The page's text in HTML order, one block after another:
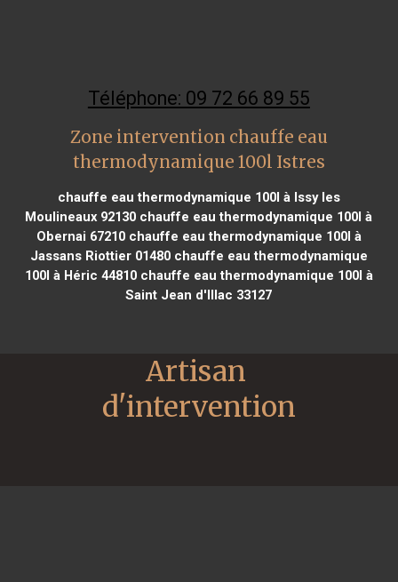
Téléphone: 09 72 66 89 55
Zone intervention chauffe eau
thermodynamique 100l Istres
chauffe eau thermodynamique 100l à Issy les
Moulineaux 92130 chauffe eau thermodynamique 100l à
Obernai 67210chauffe eau thermodynamique 100l à
Jassans Riottier 01480chauffe eau thermodynamique
100l à Héric 44810chauffe eau thermodynamique 100l à
Saint Jean d'Illac 33127
Artisan
d'intervention